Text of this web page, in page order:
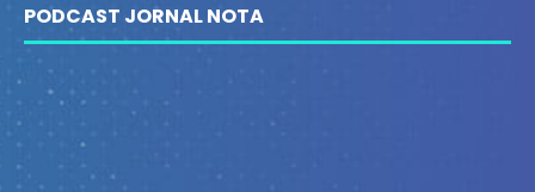
PODCAST JORNAL NOTA